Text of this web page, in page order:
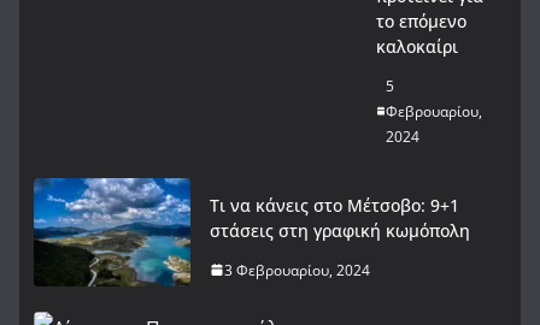
το επόμενο
καλοκαίρι
5
Φεβρουαρίου,
2024
Τι να κάνεις στο Μέτσοβο: 9+1
στάσεις στη γραφική κωμόπολη
3 Φεβρουαρίου, 2024